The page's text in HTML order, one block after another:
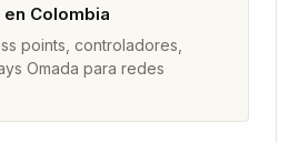
Colombia
points, controladores,
Omada para redes